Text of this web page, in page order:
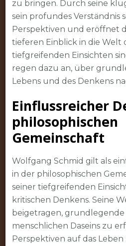
zu bringen. Durch seine
sein profundes Verständnis
Perspektiven und eröffnet
tieferen Einblick in die Welt
tiefgreifenden Einsichten
regen dazu an, über
Lebens und des Denkens
Einflussreicher
philosophischen
Gemeinschaft
Wolfgang Schmid gilt als
in der philosophischen
seiner tiefgreifenden
kritischen Denkens. Seine
beigetragen, grundlegende
menschlichen Daseins zu
Perspektiven auf das